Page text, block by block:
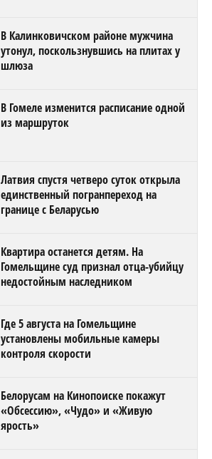
В Калинковичском районе мужчина
утонул, поскользнувшись на плитах у
шлюза
В Гомеле изменится расписание одной
из маршруток
Латвия спустя четверо суток открыла
единственный погранпереход на
границе с Беларусью
Квартира останется детям. На
Гомельщине суд признал отца-убийцу
недостойным наследником
Где 5 августа на Гомельщине
установлены мобильные камеры
контроля скорости
Белорусам на Кинопоиске покажут
«Обсессию», «Чудо» и «Живую
ярость»